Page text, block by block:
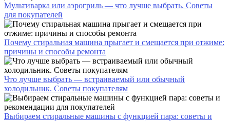
Мультиварка или аэрогриль — что лучше выбрать. Советы
для покупателей
Почему стиральная машина прыгает и смещается при отжиме:
причины и способы ремонта
Что лучше выбрать — встраиваемый или обычный
холодильник. Советы покупателям
Выбираем стиральные машины с функцией пара: советы и